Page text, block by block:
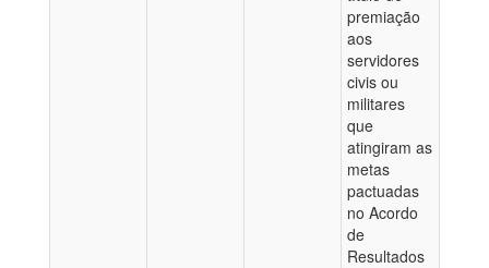
premiação
aos
servidores
civis ou
militares
que
atingiram as
metas
pactuadas
no Acordo
de
Resultados